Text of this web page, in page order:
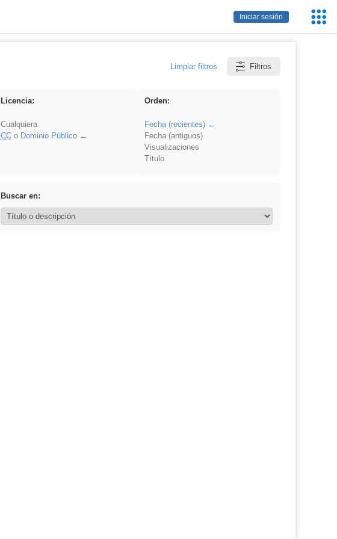
Iniciar sesión
Limpiar filtros Filtros
Licencia:
Cualquiera
CCo Dominio Público
Orden:
Fecha (recientes)
Fecha (antiguos)
Visualizaciones
Título
Buscar en: